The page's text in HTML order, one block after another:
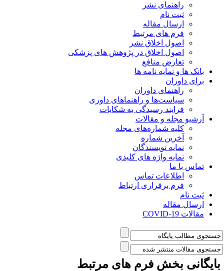
راهنمای نشر
ثبت نام
ارسال مقاله
فرم های مرتبط
اصول اخلاق نشر
اصول اخلاق در پژوهش های پزشکی
تعارض منافع
بانک ها و نمایه نامه ها
برای داوران
راهنمای داوران
سیاست‌ها و راهنماهای داوری
فرایند رسیدگی به شکایات
آرشیو مجله و مقالات
کلیه شماره‌های مجله
آخرین شماره
نمایه نویسندگان
نمایه واژه های کلیدی
تماس با ما
اطلاعات تماس
فرم برقراری ارتباط
ثبت نام
ارسال مقاله
مقالات COVID-19
بخش فرم های مرتبط